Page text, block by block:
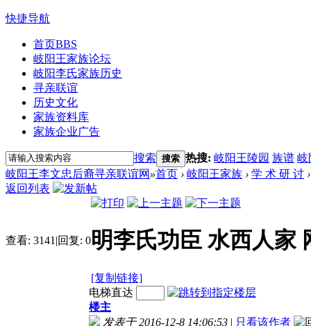
快捷导航
首页BBS
岐阳王家族论坛
岐阳李氏家族历史
寻亲联谊
历史文化
家族资料库
家族企业广告
搜索 搜索 热搜: 岐阳王陵园 族谱 岐
岐阳王李文忠后裔寻亲联谊网 »首页 › 岐阳王家族 › 学 术 研 讨 ›
返回列表
查看: 3141 |回复: 0明李氏功臣 水西人家
[复制链接]
电梯直达
楼主
发表于 2016-12-8 14:06:53 | 只看该作者